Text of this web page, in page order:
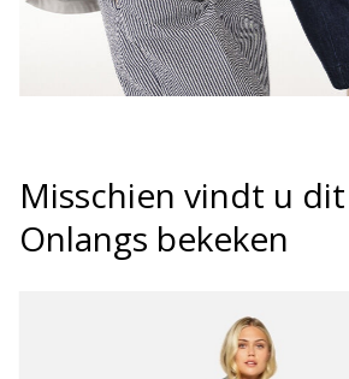
Misschien vindt u
Onlangs bekeken